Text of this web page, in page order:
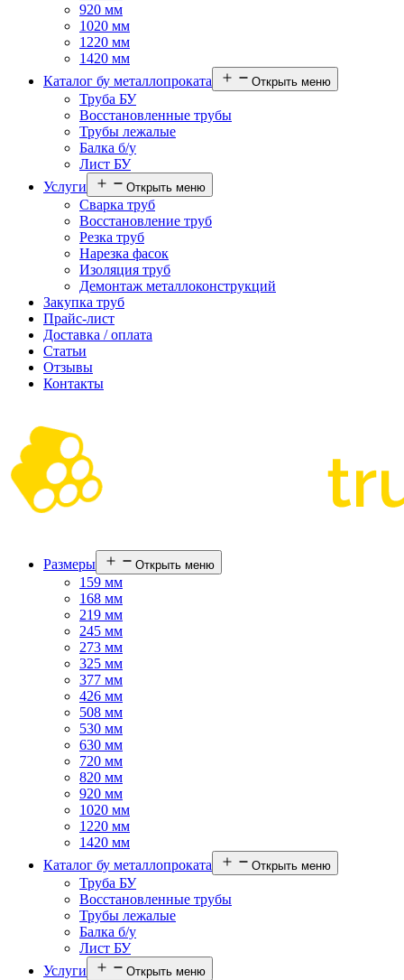
920 мм
1020 мм
1220 мм
1420 мм
Каталог бу металлопроката
Открыть меню
Труба БУ
Восстановленные трубы
Трубы лежалые
Балка б/у
Лист БУ
Услуги
Открыть меню
Сварка труб
Восстановление труб
Резка труб
Нарезка фасок
Изоляция труб
Демонтаж металлоконструкций
Закупка труб
Прайс-лист
Доставка / оплата
Статьи
Отзывы
Контакты
Размеры Открыть меню
159 мм
168 мм
219 мм
245 мм
273 мм
325 мм
377 мм
426 мм
508 мм
530 мм
630 мм
720 мм
820 мм
920 мм
1020 мм
1220 мм
1420 мм
Каталог бу металлопроката
Открыть меню
Труба БУ
Восстановленные трубы
Трубы лежалые
Балка б/у
Лист БУ
Услуги
Открыть меню